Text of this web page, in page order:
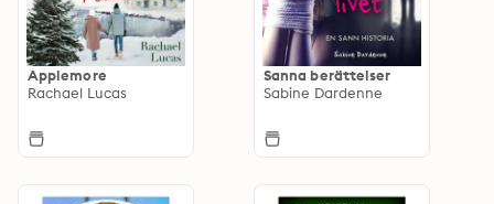
Applemore
Rachael Lucas
Sanna berättelser
Sabine Dardenne